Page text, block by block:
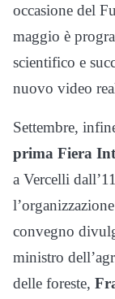
occasione del
maggio è
scientifico e
nuovo video
Settembre,
prima Fiera
a Vercelli
convegno
ministro
delle foreste,